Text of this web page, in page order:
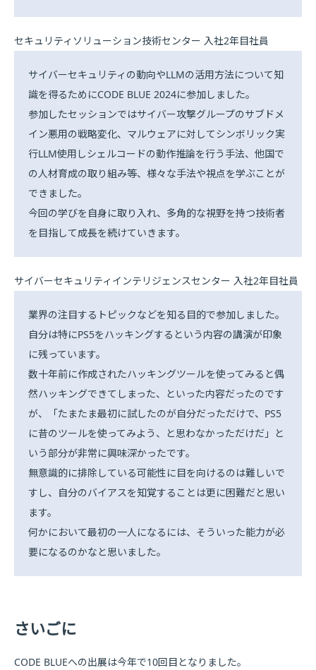
セキュリティソリューション技術センター 入社2年目社員
サイバーセキュリティの動向やLLMの活用方法について知
識を得るためにCODE BLUE 2024に参加しました。
参加したセッションではサイバー攻撃グループのサブドメ
イン悪用の戦略変化、マルウェアに対してシンボリック実
行LLM使用しシェルコードの動作推論を行う手法、他国で
の人材育成の取り組み等、様々な手法や視点を学ぶことが
できました。
今回の学びを自身に取り入れ、多角的な視野を持つ技術者
を目指して成長を続けていきます。
サイバーセキュリティインテリジェンスセンター 入社2年目社員
業界の注目するトピックなどを知る目的で参加しました。
自分は特にPS5をハッキングするという内容の講演が印象
に残っています。
数十年前に作成されたハッキングツールを使ってみると偶
然ハッキングできてしまった、といった内容だったのです
が、「たまたま最初に試したのが自分だっただけで、PS5
に昔のツールを使ってみよう、と思わなかっただけだ」と
いう部分が非常に興味深かったです。
無意識的に排除している可能性に目を向けるのは難しいで
すし、自分のバイアスを知覚することは更に困難だと思い
ます。
何かにおいて最初の一人になるには、そういった能力が必
要になるのかなと思いました。
さいごに
CODE BLUEへの出展は今年で10回目となりました。